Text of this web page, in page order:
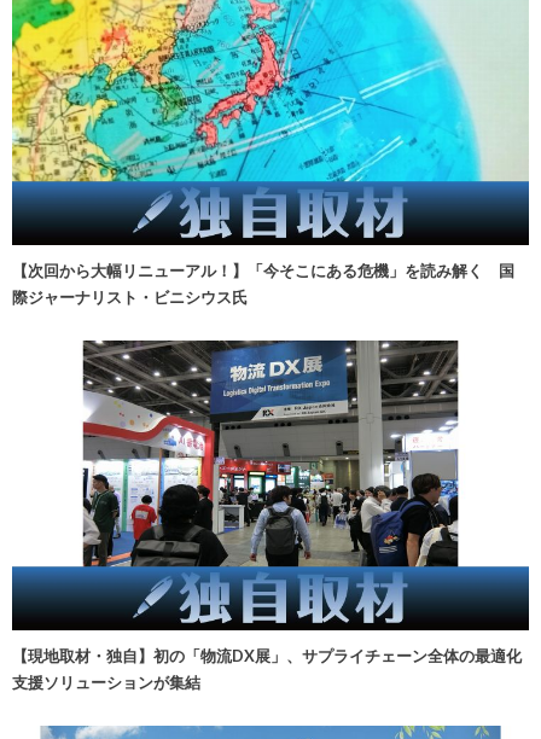
【次回から大幅リニューアル！】「今そこにある危機」を読み解く 国
際ジャーナリスト・ビニシウス氏
【現地取材・独自】初の「物流DX展」、サプライチェーン全体の最適化
支援ソリューションが集結